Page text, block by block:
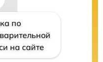
по
на сайте